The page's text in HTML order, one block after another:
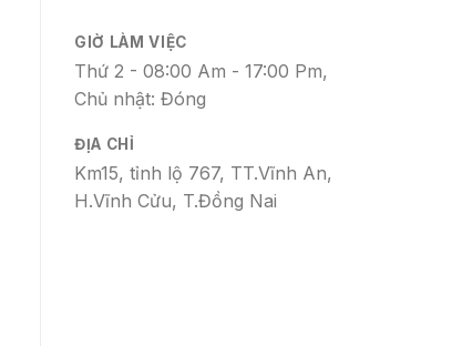
GIỜ LÀM VIỆC
Thứ 2 - 08:00 Am - 17:00 Pm,
Chủ nhật: Đóng
ĐỊA CHỈ
Km15, tỉnh lộ 767, TT.Vĩnh An,
H.Vĩnh Cửu, T.Đồng Nai